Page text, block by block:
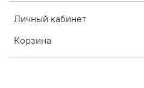
Личный кабинет
Корзина